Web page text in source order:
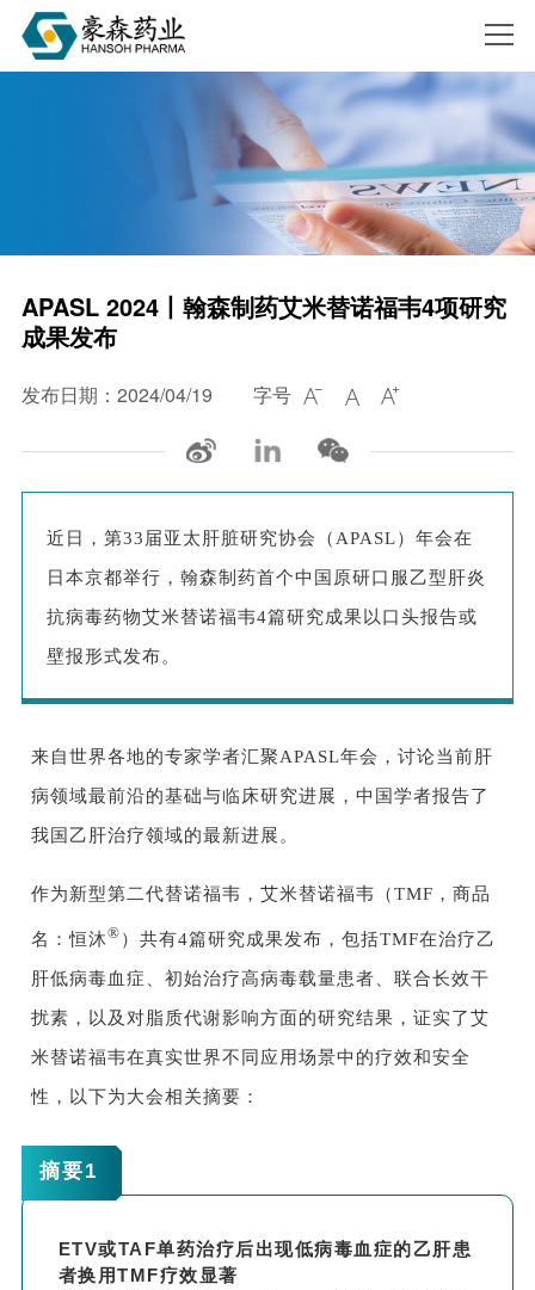
APASL 2024丨翰森制药艾米替诺福韦4项研究
成果发布
发布日期：2024/04/19 字号   
近日，第33届亚太肝脏研究协会（APASL）年会在
日本京都举行，翰森制药首个中国原研口服乙型肝炎
抗病毒药物艾米替诺福韦4篇研究成果以口头报告或
壁报形式发布。
来自世界各地的专家学者汇聚APASL年会，讨论当前肝
病领域最前沿的基础与临床研究进展，中国学者报告了
我国乙肝治疗领域的最新进展。
作为新型第二代替诺福韦，艾米替诺福韦（TMF，商品
名：恒沐® ）共有4篇研究成果发布 ，包括TMF在治疗乙
肝低病毒血症、初始治疗高病毒载量患者、联合长效干
扰素，以及对脂质代谢影响方面的研究结果，证实了艾
米替诺福韦在真实世界不同应用场景中的疗效和安全
性， 以下为大会相关摘要：
摘要1
ETV或TAF单药治疗后出现低病毒血症的乙肝患
者换用TMF疗效显著